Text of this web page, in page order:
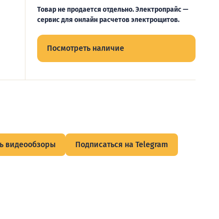
Товар не продается отдельно. Электропрайс —
сервис для онлайн расчетов электрощитов.
Посмотреть наличие
видеообзоры Подписаться на Telegram